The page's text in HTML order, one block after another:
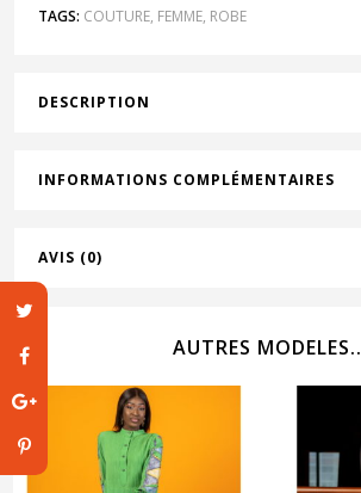
TAGS: COUTURE, FEMME, ROBE
DESCRIPTION
INFORMATIONS COMPLÉMENTAIRES
AVIS (0)
AUTRES MODELES..